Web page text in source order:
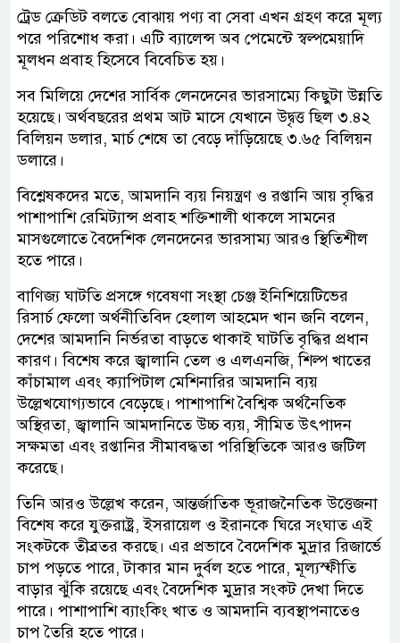
ট্রেড ক্রেডিট বলতে বোঝায় পণ্য বা সেবা এখন গ্রহণ করে মূল্য
পরে পরিশোধ করা। এটি ব্যালেন্স অব পেমেন্টে স্বল্পমেয়াদি
মূলধন প্রবাহ হিসেবে বিবেচিত হয়।
সব মিলিয়ে দেশের সার্বিক লেনদেনের ভারসাম্যে কিছুটা উন্নতি
হয়েছে। অর্থবছরের প্রথম আট মাসে যেখানে উদ্বৃত্ত ছিল ৩.৪২
বিলিয়ন ডলার, মার্চ শেষে তা বেড়ে দাঁড়িয়েছে ৩.৬৫ বিলিয়ন
ডলারে।
বিশ্লেষকদের মতে, আমদানি ব্যয় নিয়ন্ত্রণ ও রপ্তানি আয় বৃদ্ধির
পাশাপাশি রেমিট্যান্স প্রবাহ শক্তিশালী থাকলে সামনের
মাসগুলোতে বৈদেশিক লেনদেনের ভারসাম্য আরও স্থিতিশীল
হতে পারে।
বাণিজ্য ঘাটতি প্রসঙ্গে গবেষণা সংস্থা চেঞ্জ ইনিশিয়েটিভের
রিসার্চ ফেলো অর্থনীতিবিদ হেলাল আহমেদ খান জনি বলেন,
দেশের আমদানি নির্ভরতা বাড়তে থাকাই ঘাটতি বৃদ্ধির প্রধান
কারণ। বিশেষ করে জ্বালানি তেল ও এলএনজি, শিল্প খাতের
কাঁচামাল এবং ক্যাপিটাল মেশিনারির আমদানি ব্যয়
উল্লেখযোগ্যভাবে বেড়েছে। পাশাপাশি বৈশ্বিক অর্থনৈতিক
অস্থিরতা, জ্বালানি আমদানিতে উচ্চ ব্যয়, সীমিত উৎপাদন
সক্ষমতা এবং রপ্তানির সীমাবদ্ধতা পরিস্থিতিকে আরও জটিল
করেছে।
তিনি আরও উল্লেখ করেন, আন্তর্জাতিক ভূরাজনৈতিক উত্তেজনা
বিশেষ করে যুক্তরাষ্ট্র, ইসরায়েল ও ইরানকে ঘিরে সংঘাত এই
সংকটকে তীব্রতর করছে। এর প্রভাবে বৈদেশিক মুদ্রার রিজার্ভে
চাপ পড়তে পারে, টাকার মান দুর্বল হতে পারে, মূল্যস্ফীতি
বাড়ার ঝুঁকি রয়েছে এবং বৈদেশিক মুদ্রার সংকট দেখা দিতে
পারে। পাশাপাশি ব্যাংকিং খাত ও আমদানি ব্যবস্থাপনাতেও
চাপ তৈরি হতে পারে।